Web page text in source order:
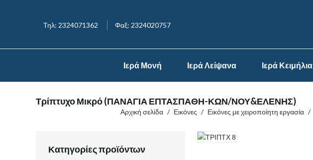
Τηλ: 2324071362 Φαξ: 2324020757
Ιερά Μονή Ιερά Λείψανα Ιερά Κειμήλια
Τρίπτυχο Μικρό (ΠΑΝΑΓΙΑ ΕΠΤΑΣΠΑΘΗ-ΚΩΝ/ΝΟΥ&ΕΛΕΝΗΣ)
Αρχική σελίδα / Εικόνες / Εικόνες με χειροποίητη εργασία /
Κατηγορίες προϊόντων